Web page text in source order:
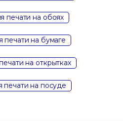
печати на обоях
печати на бумаге
на открытках
печати на посуде